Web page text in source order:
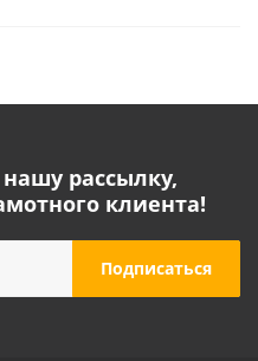
рассылку,
клиента!